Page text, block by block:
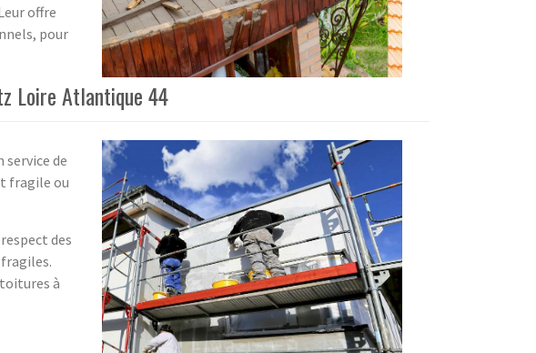
offre
pour
Loire Atlantique 44
de
fragile ou
des
à